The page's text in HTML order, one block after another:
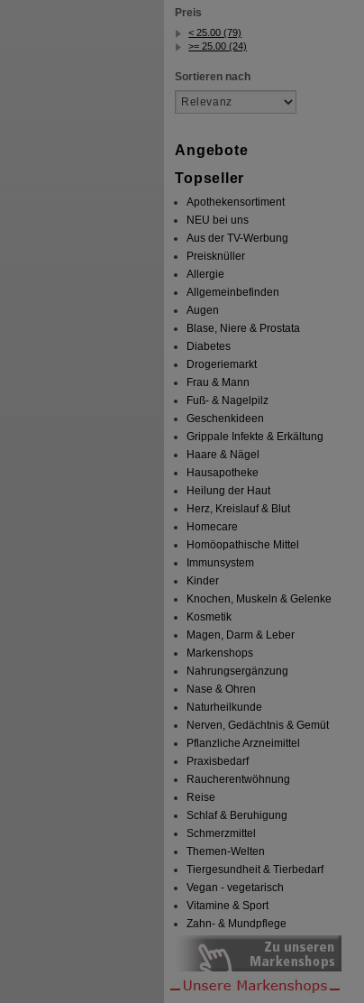
Preis
< 25.00 (79)
>= 25.00 (24)
Sortieren nach
Angebote
Topseller
Apothekensortiment
NEU bei uns
Aus der TV-Werbung
Preisknüller
Allergie
Allgemeinbefinden
Augen
Blase, Niere & Prostata
Diabetes
Drogeriemarkt
Frau & Mann
Fuß- & Nagelpilz
Geschenkideen
Grippale Infekte & Erkältung
Haare & Nägel
Hausapotheke
Heilung der Haut
Herz, Kreislauf & Blut
Homecare
Homöopathische Mittel
Immunsystem
Kinder
Knochen, Muskeln & Gelenke
Kosmetik
Magen, Darm & Leber
Markenshops
Nahrungsergänzung
Nase & Ohren
Naturheilkunde
Nerven, Gedächtnis & Gemüt
Pflanzliche Arzneimittel
Praxisbedarf
Raucherentwöhnung
Reise
Schlaf & Beruhigung
Schmerzmittel
Themen-Welten
Tiergesundheit & Tierbedarf
Vegan - vegetarisch
Vitamine & Sport
Zahn- & Mundpflege